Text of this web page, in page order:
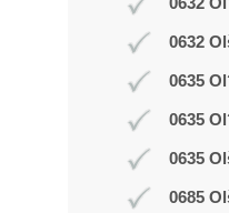
0632
0635
0635
0635
0685